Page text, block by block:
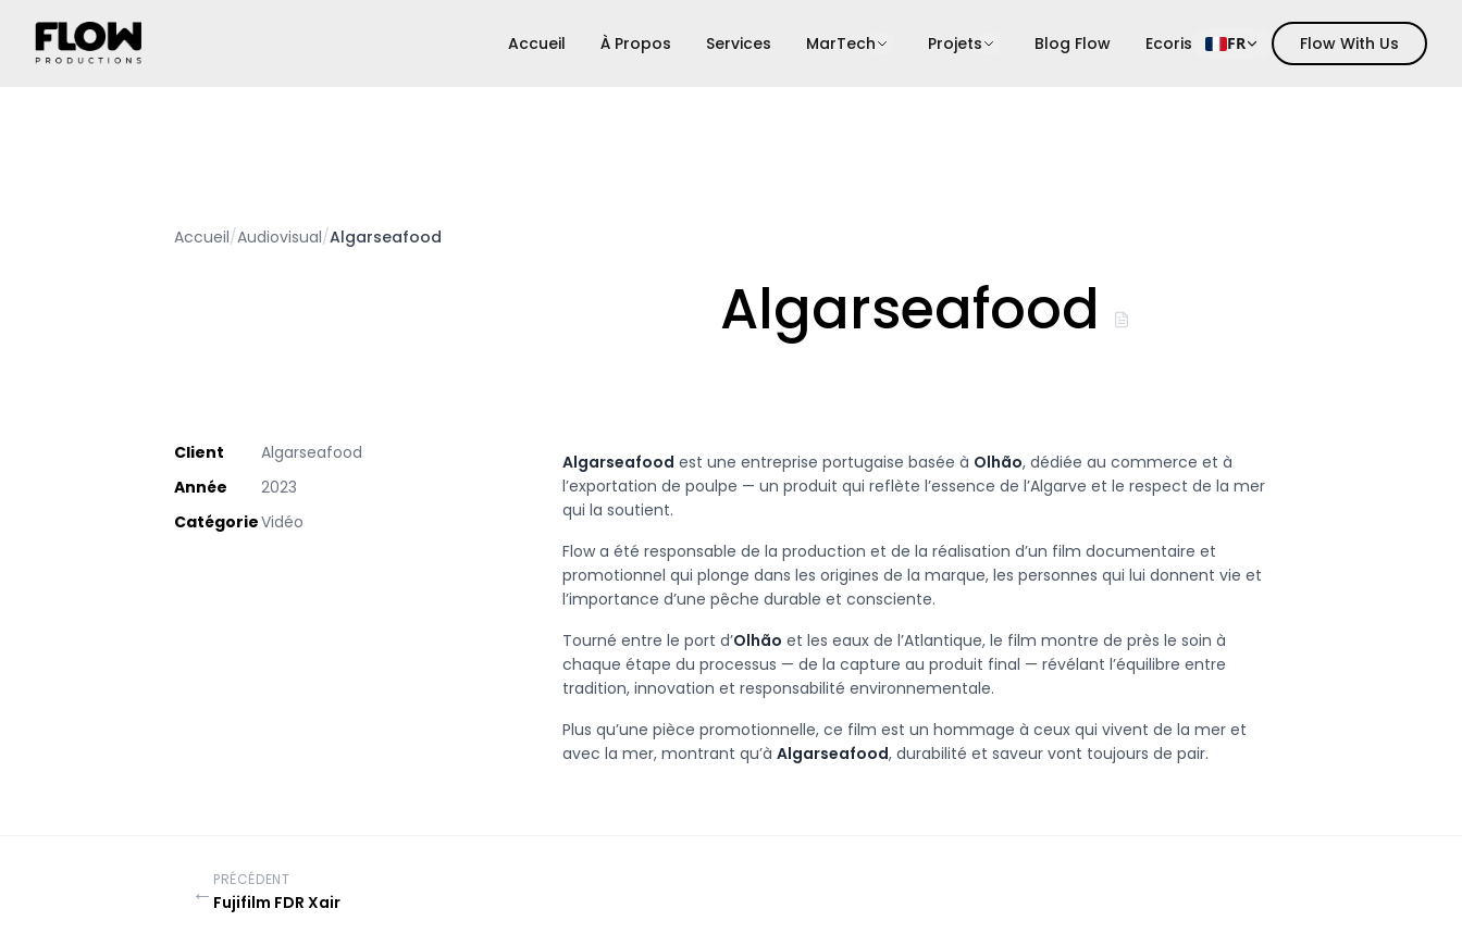
Accueil À Propos Services MarTech Projets Blog Flow Ecoris FR Flow With Us
Accueil/Audiovisual/Algarseafood
Algarseafood
Client
Algarseafood
Année
2023
CatégorieVidéo
Algarseafood est une entreprise portugaise basée à Olhão, dédiée au commerce et à
l’exportation de poulpe — un produit qui reflète l’essence de l’Algarve et le respect de la mer
qui la soutient.
Flow a été responsable de la production et de la réalisation d’un film documentaire et
promotionnel qui plonge dans les origines de la marque, les personnes qui lui donnent vie et
l’importance d’une pêche durable et consciente.
Tourné entre le port d’Olhão et les eaux de l’Atlantique, le film montre de près le soin à
chaque étape du processus — de la capture au produit final — révélant l’équilibre entre
tradition, innovation et responsabilité environnementale.
Plus qu’une pièce promotionnelle, ce film est un hommage à ceux qui vivent de la mer et
avec la mer, montrant qu’àAlgarseafood, durabilité et saveur vont toujours de pair.
← PRÉCÉDENT
Fujifilm FDR Xair